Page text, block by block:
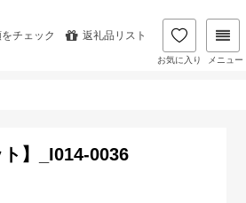
チェック 返礼品リスト
お気に入り メニュー
】_I014-0036